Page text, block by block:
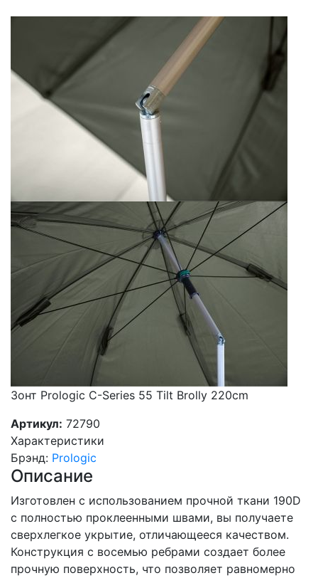
Зонт Prologic C-Series 55 Tilt Brolly 220cm
Артикул: 72790
Характеристики
Брэнд: Prologic
Описание
Изготовлен с использованием прочной ткани 190D
с полностью проклеенными швами, вы получаете
сверхлегкое укрытие, отличающееся качеством.
Конструкция с восемью ребрами создает более
прочную поверхность, что позволяет равномерно